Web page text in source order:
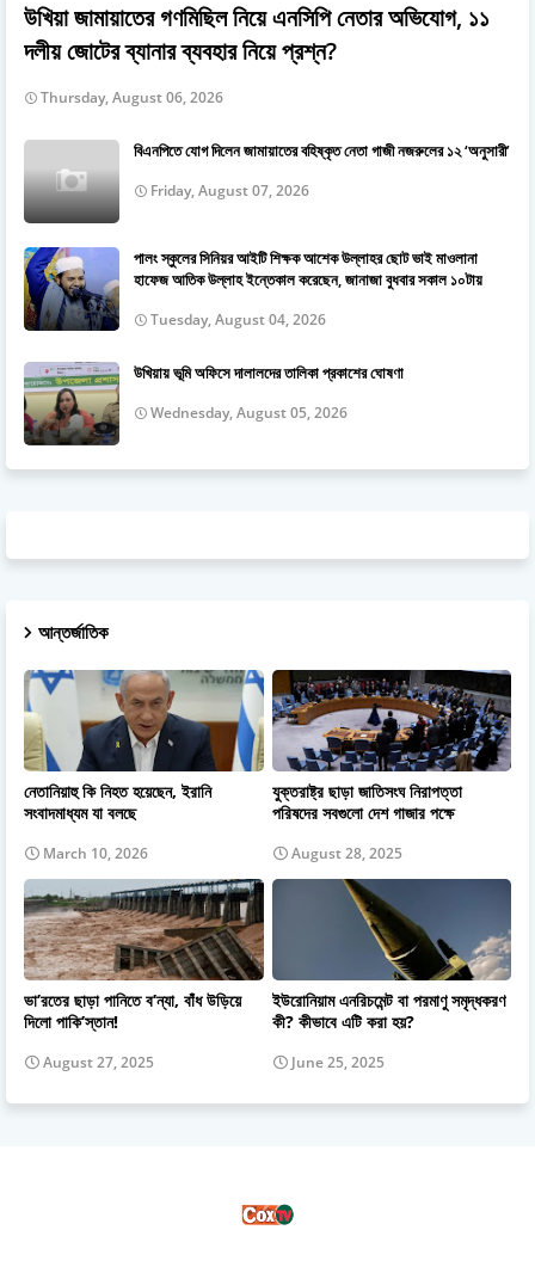
উখিয়া জামায়াতের গণমিছিল নিয়ে এনসিপি নেতার অভিযোগ, ১১
দলীয় জোটের ব্যানার ব্যবহার নিয়ে প্রশ্ন?
Thursday, August 06, 2026
বিএনপিতে যোগ দিলেন জামায়াতের বহিষ্কৃত নেতা গাজী নজরুলের ১২ ‘অনুসারী’
Friday, August 07, 2026
পালং স্কুলের সিনিয়র আইটি শিক্ষক আশেক উল্লাহর ছোট ভাই মাওলানা
হাফেজ আতিক উল্লাহ ইন্তেকাল করেছেন, জানাজা বুধবার সকাল ১০টায়
Tuesday, August 04, 2026
উখিয়ায় ভূমি অফিসে দালালদের তালিকা প্রকাশের ঘোষণা
Wednesday, August 05, 2026
আন্তর্জাতিক
নেতানিয়াহু কি নিহত হয়েছেন, ইরানি
সংবাদমাধ্যম যা বলছে
March 10, 2026
যুক্তরাষ্ট্র ছাড়া জাতিসংঘ নিরাপত্তা
পরিষদের সবগুলো দেশ গাজার পক্ষে
August 28, 2025
ভা’রতের ছাড়া পানিতে ব’ন্যা, বাঁধ উড়িয়ে
দিলো পাকি’স্তান!
August 27, 2025
ইউরোনিয়াম এনরিচমেন্ট বা পরমাণু সমৃদ্ধকরণ
কী? কীভাবে এটি করা হয়?
June 25, 2025